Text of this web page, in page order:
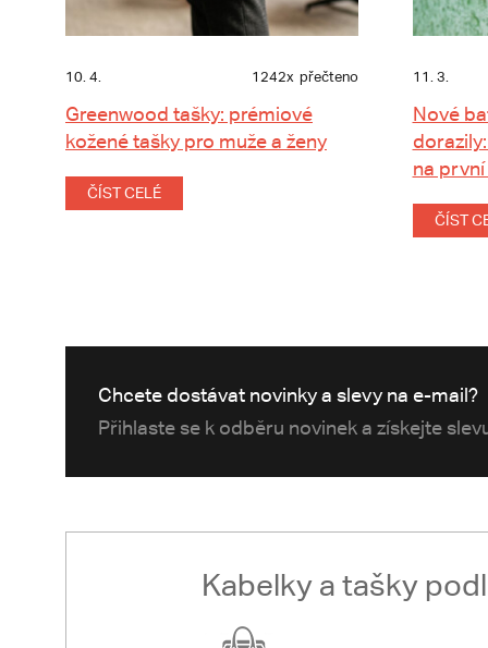
10. 4. 1242x přečteno
Greenwood tašky: prémiové
kožené tašky pro muže a ženy
ČÍST CELÉ
11. 3.
Nové
na
ČÍST
Chcete dostávat novinky a slevy na e-mail?
Přihlaste se k odběru novinek a získejte
Kabelky a tašky